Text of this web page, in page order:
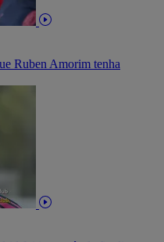
Ruben Amorim tenha